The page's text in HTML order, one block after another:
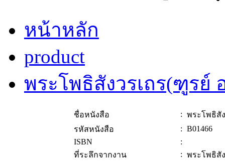
หน้าหลัก
product
พระโพธิสังวรเถร(ฑูรย์
ชื่อหนังสือ : พระโพธิสั
รหัสหนังสือ
: B01466
ISBN
:
ที่ระลึกจากงาน
: พระโพธิสั